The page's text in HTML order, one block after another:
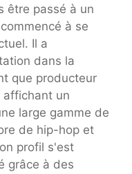
être passé à un
à se
Il a
dans la
que producteur
un
large gamme de
de hip-hop et
profil s'est
grâce à des